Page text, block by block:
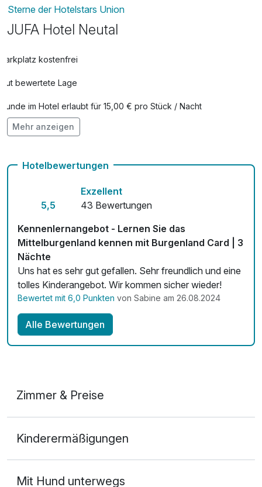
Sterne der Hotelstars Union
JUFA Hotel Neutal
Parkplatz kostenfrei
Gut bewertete Lage
Hunde im Hotel erlaubt für 15,00 € pro Stück / Nacht
Auch vegetarische Speisen
Mehr anzeigen
Hotelbewertungen
5,5
Exzellent
43 Bewertungen
Kennenlernangebot - Lernen Sie das
Mittelburgenland kennen mit Burgenland Card | 3
Nächte
Uns hat es sehr gut gefallen. Sehr freundlich und eine
tolles Kinderangebot. Wir kommen sicher wieder!
Bewertet mit 6,0 Punkten von Sabine am 26.08.2024
Alle Bewertungen
Zimmer & Preise
2 Erwachsene
Kinderermäßigungen
Mit Hund unterwegs